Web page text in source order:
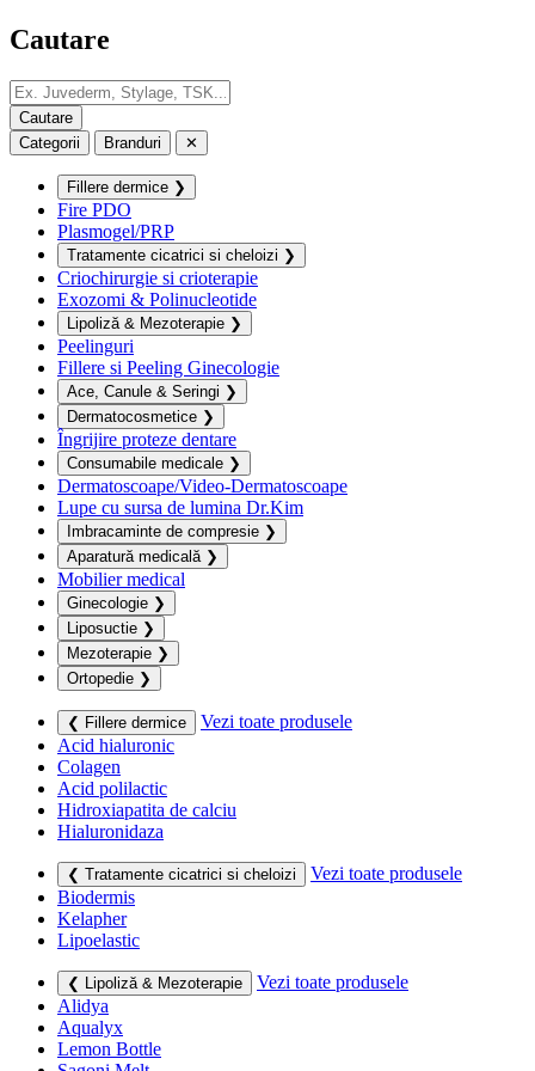
Cautare
Categorii Branduri ✕
Fillere dermice ❯
Fire PDO
Plasmogel/PRP
Tratamente cicatrici si cheloizi ❯
Criochirurgie si crioterapie
Exozomi & Polinucleotide
Lipoliză & Mezoterapie ❯
Peelinguri
Fillere si Peeling Ginecologie
Ace, Canule & Seringi ❯
Dermatocosmetice ❯
Îngrijire proteze dentare
Consumabile medicale ❯
Dermatoscoape/Video-Dermatoscoape
Lupe cu sursa de lumina Dr.Kim
Imbracaminte de compresie ❯
Aparatură medicală ❯
Mobilier medical
Ginecologie ❯
Liposuctie ❯
Mezoterapie ❯
Ortopedie ❯
❮ Fillere dermice
Vezi toate produsele
Acid hialuronic
Colagen
Acid polilactic
Hidroxiapatita de calciu
Hialuronidaza
❮ Tratamente cicatrici si cheloizi
Vezi toate produsele
Biodermis
Kelapher
Lipoelastic
❮ Lipoliză & Mezoterapie
Vezi toate produsele
Alidya
Aqualyx
Lemon Bottle